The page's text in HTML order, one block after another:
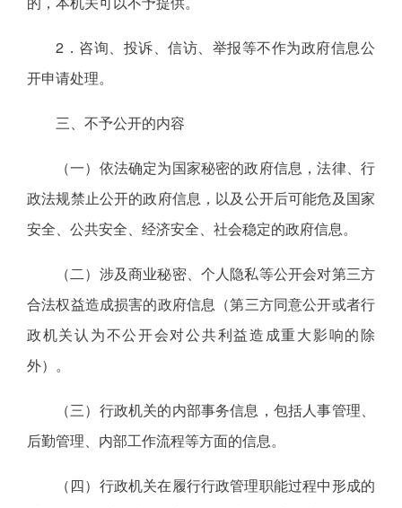
2．咨询、投诉、信访、举报等不作为政府信息公
开申请处理。
三、不予公开的内容
（一）依法确定为国家秘密的政府信息，法律、行
政法规禁止公开的政府信息，以及公开后可能危及国家
安全、公共安全、经济安全、社会稳定的政府信息。
（二）涉及商业秘密、个人隐私等公开会对第三方
合法权益造成损害的政府信息（第三方同意公开或者行
政机关认为不公开会对公共利益造成重大影响的除
外）。
（三）行政机关的内部事务信息，包括人事管理、
后勤管理、内部工作流程等方面的信息。
（四）行政机关在履行行政管理职能过程中形成的